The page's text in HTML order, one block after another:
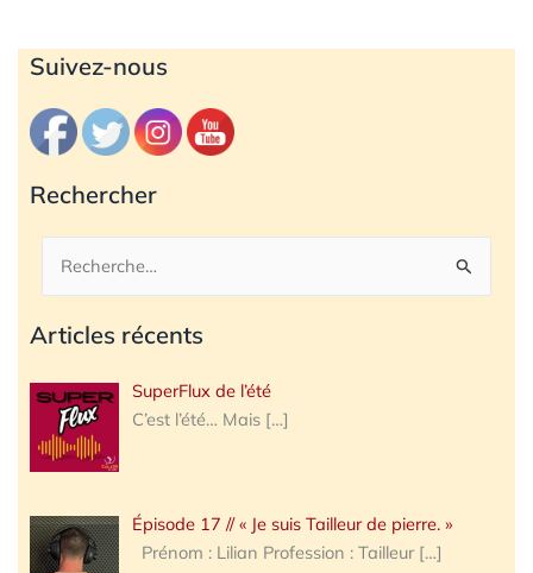
Suivez-nous
Rechercher
Rechercher :
Articles récents
SuperFlux de l’été
C’est l’été… Mais […]
Épisode 17 // « Je suis Tailleur de pierre. »
Prénom : Lilian Profession : Tailleur […]
Archives